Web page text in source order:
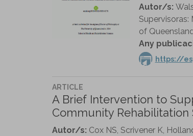
Autor/s:
Supervisoras:
of
Any
https://
ARTICLE
A Brief Intervention to
Community Rehabilitation
Autor/s: Cox NS, Scrivener K,